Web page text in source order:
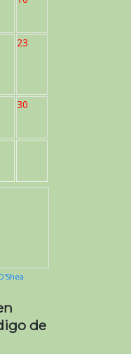
23
30
de